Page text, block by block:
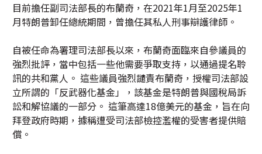
目前擔任副司法部長的布蘭奇，在2021年1月至2025年1
月特朗普卸任總統期間，曾擔任其私人刑事辯護律師。
自被任命為署理司法部長以來，布蘭奇面臨來自參議員的
強烈批評，當中包括一些他需要爭取支持，以通過提名聆
訊的共和黨人。 這些議員強烈譴責布蘭奇，授權司法部設
立所謂的「反武器化基金」，該基金是特朗普與國稅局訴
訟和解協議的一部分。 這筆高達18億美元的基金，旨在向
拜登政府時期，據稱遭受司法部檢控濫權的受害者提供賠
償。